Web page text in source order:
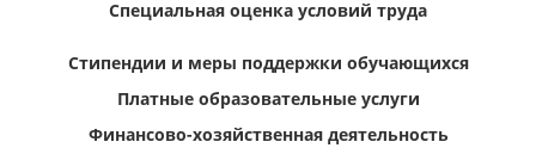
Специальная оценка условий труда
Стипендии и меры поддержки обучающихся
Платные образовательные услуги
Финансово-хозяйственная деятельность